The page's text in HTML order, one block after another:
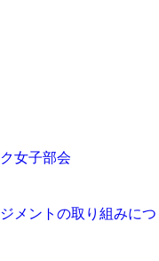
女子部会
メントの取り組みにつ